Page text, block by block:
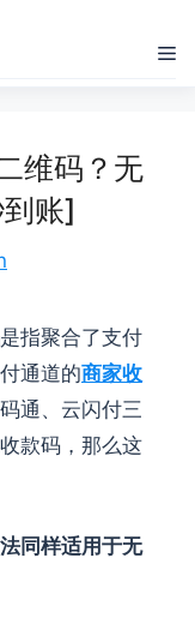
菜
维码？无
账]
是指聚合了支付
通道的商家收
通、云闪付三
款码，那么这
同样适用于无